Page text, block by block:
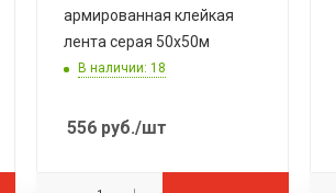
армированная клейкая
лента серая 50х50м
В наличии: 18
556 руб./шт